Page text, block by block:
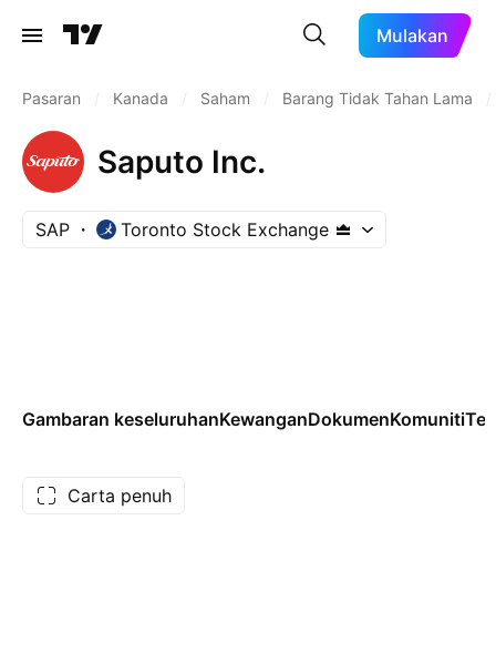
Mulakan
Pasaran Kanada Saham Barang Tidak Tahan Lama
Saputo Inc.
SAP Toronto Stock Exchange
Gambaran keseluruhanKewanganDokumenKomuniti
Carta penuh